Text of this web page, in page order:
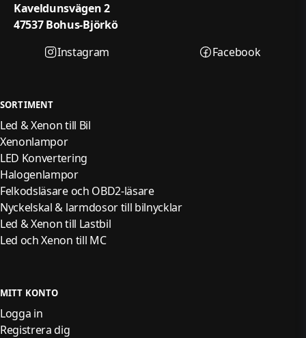
Kaveldunsvägen 2
47537 Bohus-Björkö
Instagram
Facebook
SORTIMENT
Led & Xenon till Bil
Xenonlampor
LED Konvertering
Halogenlampor
Felkodsläsare och OBD2-läsare
Nyckelskal & larmdosor till bilnycklar
Led & Xenon till Lastbil
Led och Xenon till MC
MITT KONTO
Logga in
Registrera dig